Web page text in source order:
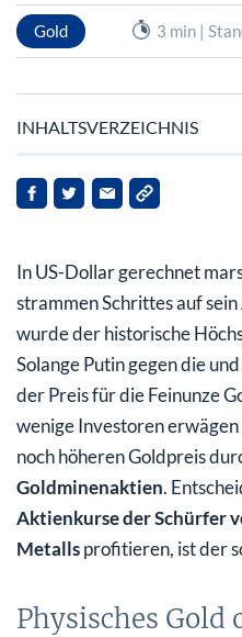
Gold 3 min |
INHALTSVERZEICHNIS
Physisches Gold oder
Hebel bei Goldminen
Wie wirkt der Hebel auf
Aktien
Hoher Hebel, niedriger
In US-Dollar gerechnet
strammen Schrittes auf
wurde der historische
Solange Putin gegen die
der Preis für die Feinunze
wenige Investoren
noch höheren Goldpreis
Goldminenaktien.
Aktienkurse der Schürfer
Metallsprofitieren, ist der
Physisches Gold